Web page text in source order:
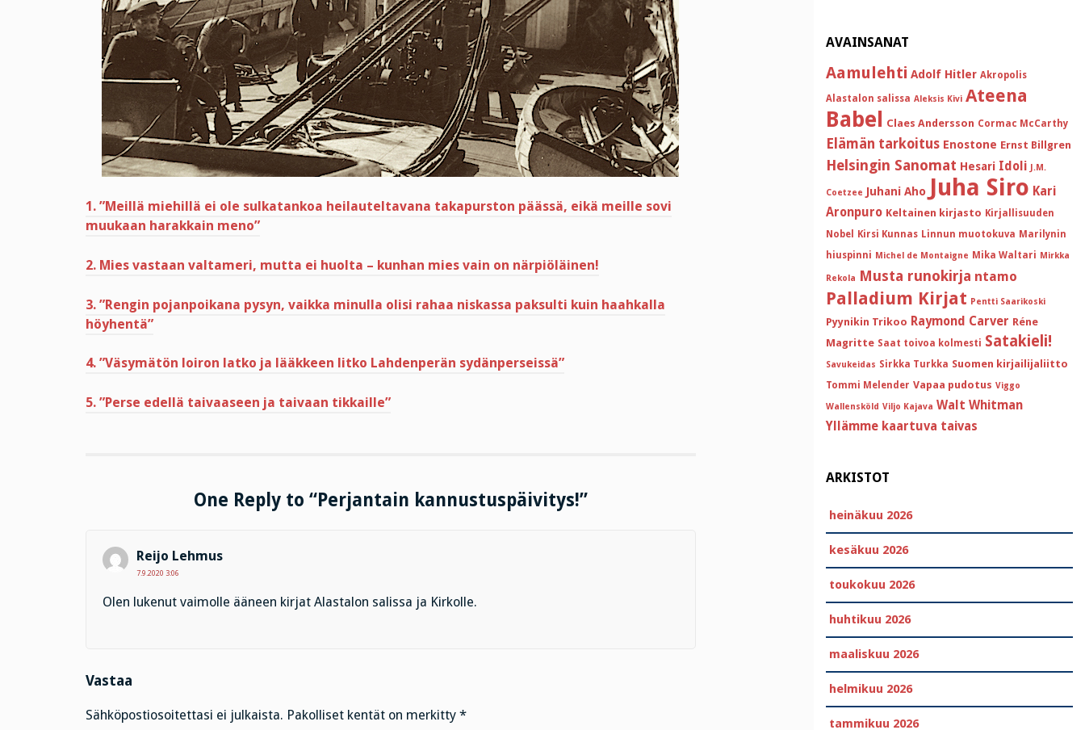
1. ”Meillä miehillä ei ole sulkatankoa heilauteltavana takapurston päässä, eikä meille sovi
muukaan harakkain meno”
2. Mies vastaan valtameri, mutta ei huolta – kunhan mies vain on närpiöläinen!
3. ”Rengin pojanpoikana pysyn, vaikka minulla olisi rahaa niskassa paksulti kuin haahkalla
höyhentä”
4. ”Väsymätön loiron latko ja lääkkeen litko Lahdenperän sydänperseissä”
5. ”Perse edellä taivaaseen ja taivaan tikkaille”
One Reply to “Perjantain kannustuspäivitys!”
Reijo Lehmus
7.9.2020 3:06
Olen lukenut vaimolle ääneen kirjat Alastalon salissa ja Kirkolle.
Vastaa
Sähköpostiosoitettasi ei julkaista. Pakolliset kentät on merkitty *
AVAINSANAT
Aamulehti Adolf Hitler Akropolis
Alastalon salissa Aleksis Kivi Ateena
Babel Claes Andersson Cormac McCarthy
Elämän tarkoitus Enostone Ernst Billgren
Helsingin Sanomat Hesari Idoli J.M.
Coetzee Juhani Aho Juha Siro Kari
Aronpuro Keltainen kirjasto Kirjallisuuden
Nobel
Kirsi Kunnas Linnun muotokuva Marilynin
hiuspinni Michel de Montaigne Mika Waltari Mirkka
Rekola Musta runokirja ntamo
Palladium Kirjat Pentti Saarikoski
Pyynikin Trikoo Raymond Carver Réne
Magritte Saat toivoa kolmesti Satakieli!
Savukeidas Sirkka Turkka Suomen kirjailijaliitto
Tommi Melender Vapaa pudotus Viggo
Wallensköld Viljo Kajava Walt Whitman
Yllämme kaartuva taivas
ARKISTOT
heinäkuu 2026
kesäkuu 2026
toukokuu 2026
huhtikuu 2026
maaliskuu 2026
helmikuu 2026
tammikuu 2026